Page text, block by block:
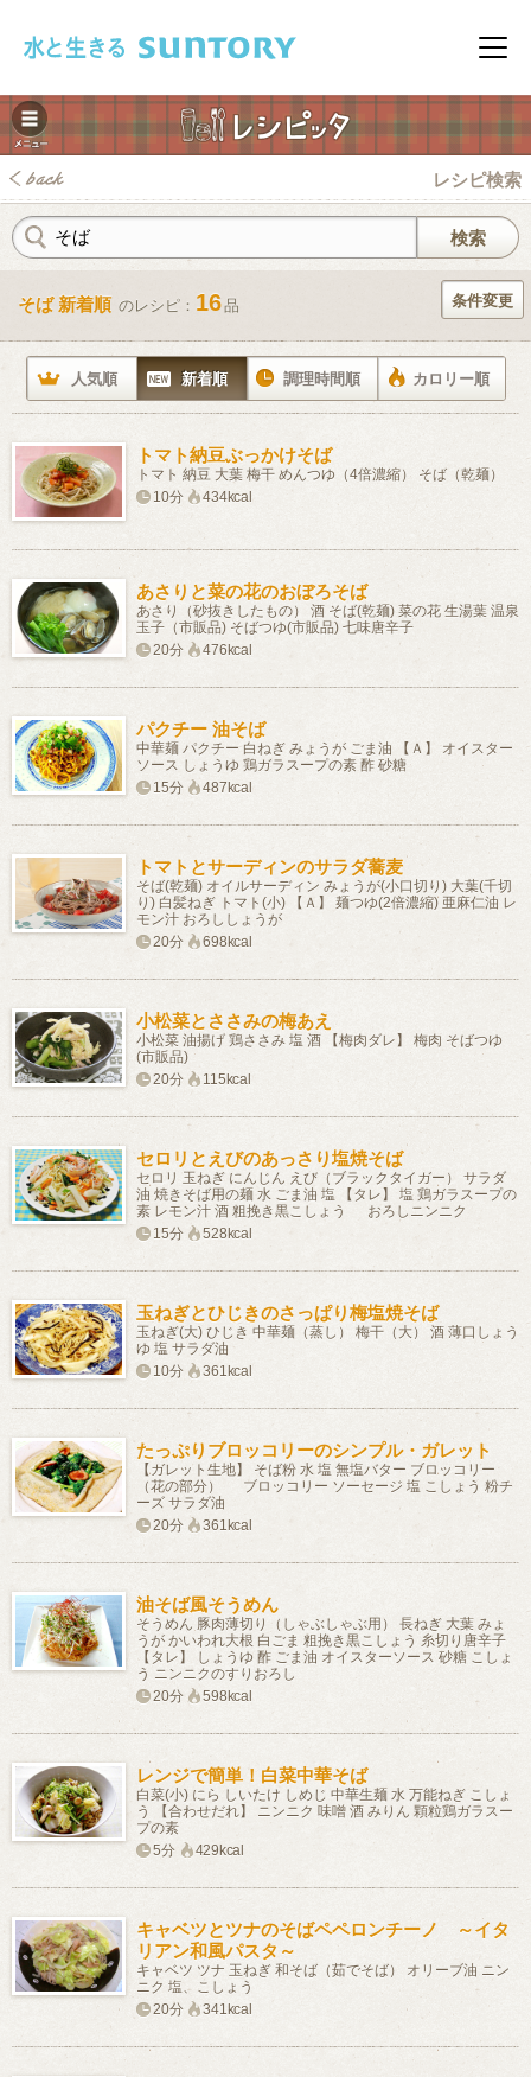
メニ
レシピ検索
そば 新着順 のレシピ： 16品 条件変更
人気順 新着順 調理時間順 カロリー順
トマト納豆ぶっかけそば
トマト 納豆 大葉 梅干 めんつゆ（4倍濃縮） そば（乾麺）
10分
434kcal
あさりと菜の花のおぼろそば
あさり（砂抜きしたもの） 酒 そば(乾麺) 菜の花 生湯葉 温泉
玉子（市販品) そばつゆ(市販品) 七味唐辛子
20分
476kcal
パクチー 油そば
中華麺 パクチー 白ねぎ みょうが ごま油 【Ａ】 オイスター
ソース しょうゆ 鶏ガラスープの素 酢 砂糖
15分
487kcal
トマトとサーディンのサラダ蕎麦
そば(乾麺) オイルサーディン みょうが(小口切り) 大葉(千切
り) 白髪ねぎ トマト(小) 【Ａ】 麺つゆ(2倍濃縮) 亜麻仁油 レ
モン汁 おろししょうが
20分
698kcal
小松菜とささみの梅あえ
小松菜 油揚げ 鶏ささみ 塩 酒 【梅肉ダレ】 梅肉 そばつゆ
(市販品)
20分
115kcal
セロリとえびのあっさり塩焼そば
セロリ 玉ねぎ にんじん えび（ブラックタイガー） サラダ
油 焼きそば用の麺 水 ごま油 塩 【タレ】 塩 鶏ガラスープの
素 レモン汁 酒 粗挽き黒こしょう おろしニンニク
15分
528kcal
玉ねぎとひじきのさっぱり梅塩焼そば
玉ねぎ(大) ひじき 中華麺（蒸し） 梅干（大） 酒 薄口しょう
ゆ 塩 サラダ油
10分
361kcal
たっぷりブロッコリーのシンプル・ガレット
【ガレット生地】 そば粉 水 塩 無塩バター ブロッコリー
（花の部分） ブロッコリー ソーセージ 塩 こしょう 粉チ
ーズ サラダ油
20分
361kcal
油そば風そうめん
そうめん 豚肉薄切り（しゃぶしゃぶ用） 長ねぎ 大葉 みょ
うが かいわれ大根 白ごま 粗挽き黒こしょう 糸切り唐辛子
【タレ】 しょうゆ 酢 ごま油 オイスターソース 砂糖 こしょ
う ニンニクのすりおろし
20分
598kcal
レンジで簡単！白菜中華そば
白菜(小) にら しいたけ しめじ 中華生麺 水 万能ねぎ こしょ
う 【合わせだれ】 ニンニク 味噌 酒 みりん 顆粒鶏ガラスー
プの素
5分
429kcal
キャベツとツナのそばペペロンチーノ ～イタ
リアン和風パスタ～
キャベツ ツナ 玉ねぎ 和そば（茹でそば） オリーブ油 ニン
ニク 塩、こしょう
20分
341kcal